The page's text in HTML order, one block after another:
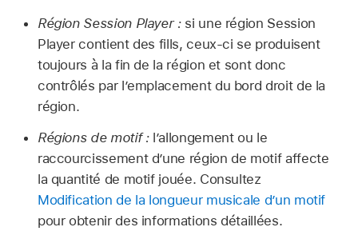
Région Session Player :si une région Session
Player contient des fills, ceux-ci se produisent
toujours à la fin de la région et sont donc
contrôlés par l’emplacement du bord droit de la
région.
Régions de motif :l’allongement ou le
raccourcissement d’une région de motif affecte
la quantité de motif jouée. Consultez
Modification de la longueur musicale d’un motif
pour obtenir des informations détaillées.